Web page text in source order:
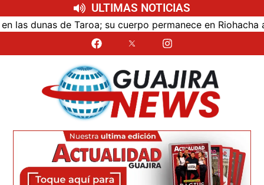
ULTIMAS NOTICIAS
de Taroa; su cuerpo permanece en Riohacha a la